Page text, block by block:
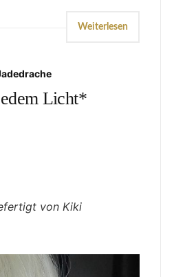
Weiterlesen
Licht*
von Kiki